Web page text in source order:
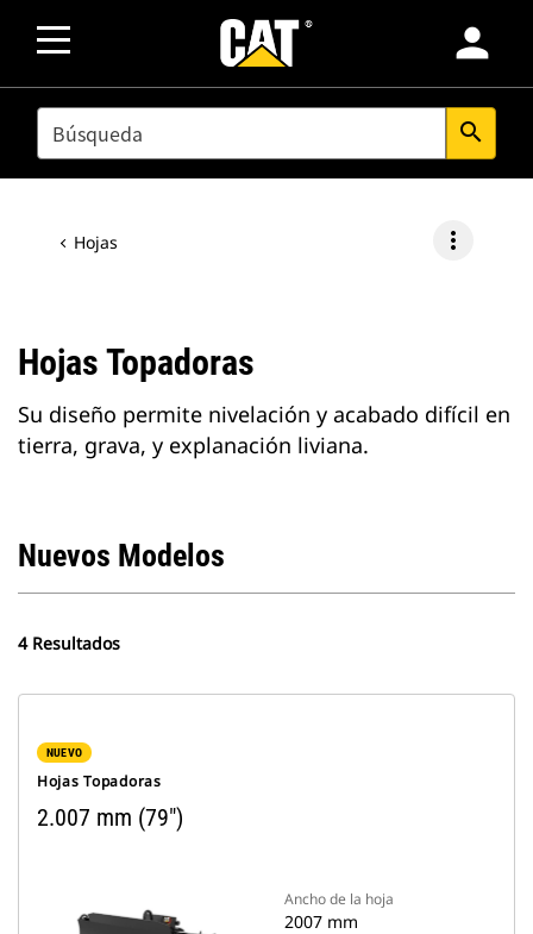
person
SEARCH search
Hojas more_vert
Hojas Topadoras
Su diseño permite nivelación y acabado difícil en
tierra, grava, y explanación liviana.
Nuevos Modelos
4 Resultados
NUEVO
Hojas Topadoras
2.007 mm (79")
Ancho de la hoja
2007 mm